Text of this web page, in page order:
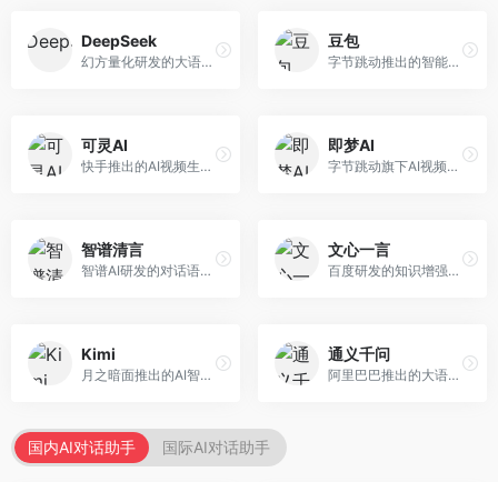
DeepSeek
幻方量化研发的大语言模型平台，专注于深度推理和代码生成能力。面向开发者、研究人员和技术爱好者，提供强大的逻辑推理和数学计算功能，开源生态完善，API接口友好。
豆包
字节跳动推出的智能对话助手平台，提供文本创作、知识问答、英语学习等多种AI服务。面向普通用户和内容创作者，支持多轮对话和文件解析，免费使用，响应速度快，中文理解能力强。
可灵AI
快手推出的AI视频生成平台，支持文生视频和图生视频，可生成长达2分钟的高质量视频内容。面向短视频创作者和营销人员，操作简便，生成效果逼真，适合商业推广和创意表达。
即梦AI
字节跳动旗下AI视频创作平台，支持多模态内容生成。面向内容创作者和营销人员，提供文生视频、图生视频、智能剪辑等功能，中文理解能力强，创作效率高。
智谱清言
智谱AI研发的对话语言模型，支持中英双语交互。面向中文用户和开发者，提供知识问答、代码编写、文档解读等服务，开源生态完善，学术研究背景深厚。
文心一言
百度研发的知识增强大语言模型，深度融合百度知识图谱和搜索能力。面向中文用户，提供知识问答、文本创作、逻辑推理等服务，中文语境理解准确，知识覆盖面广。
Kimi
月之暗面推出的AI智能助手，核心优势在于超长文本处理能力，支持20万字以上文档分析。面向学术研究者、职场人士和内容创作者，提供文档解读、PPT生成、联网搜索等综合服务。
通义千问
阿里巴巴推出的大语言模型平台，提供对话问答、文档处理、图像理解、代码编写等全方位AI服务。面向企业用户和个人开发者，集成阿里云生态，支持多模态交互，企业级安全保障。
国内AI对话助手 国际AI对话助手